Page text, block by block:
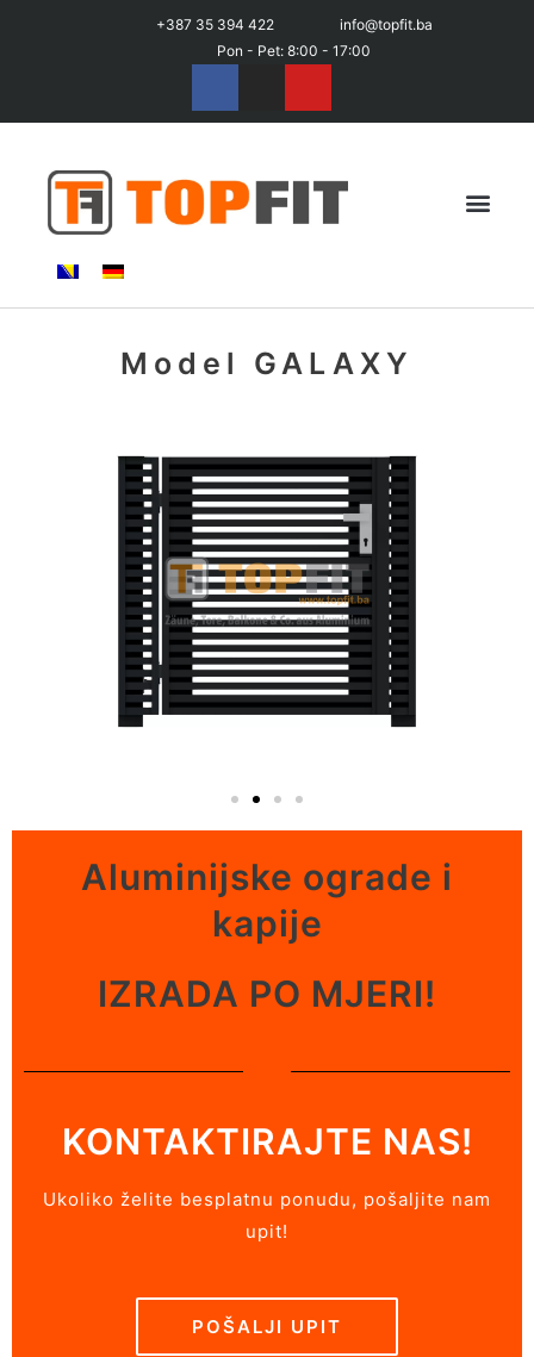
+387 35 394 422
info@topfit.ba
Pon - Pet: 8:00 - 17:00
Model GALAXY
Aluminijske ograde i
kapije
IZRADA PO MJERI!
KONTAKTIRAJTE NAS!
Ukoliko želite besplatnu ponudu, pošaljite nam
upit!
POŠALJI UPIT